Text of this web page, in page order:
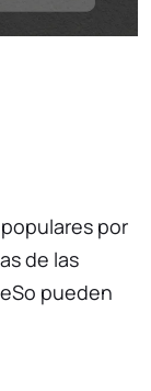
por
de las
pueden